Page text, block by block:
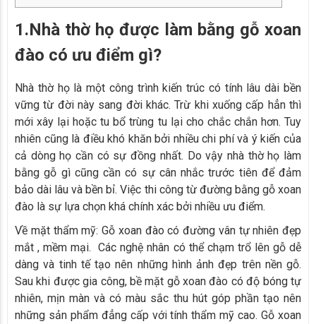
1.Nhà thờ họ được làm bằng gỗ xoan
đào có ưu điểm gì?
Nhà thờ họ là một công trình kiến trúc có tính lâu dài bền
vững từ đời này sang đời khác. Trừ khi xuống cấp hẳn thì
mới xây lại hoặc tu bổ trùng tu lại cho chắc chắn hơn. Tuy
nhiên cũng là điều khó khăn bởi nhiều chi phí và ý kiến của
cả dòng họ cần có sự đồng nhất. Do vậy nhà thờ họ làm
bằng gỗ gì cũng cần có sự cân nhắc trước tiên để đảm
bảo dài lâu và bền bỉ. Việc thi công từ đường bằng gỗ xoan
đào là sự lựa chọn khá chính xác bởi nhiều ưu điểm.
Về mặt thẩm mỹ: Gỗ xoan đào có đường vân tự nhiên đẹp
mắt , mềm mại. Các nghệ nhân có thể chạm trổ lên gỗ dễ
dàng và tinh tế tạo nên những hình ảnh đẹp trên nền gỗ.
Sau khi được gia công, bề mặt gỗ xoan đào có độ bóng tự
nhiên, mịn màn và có màu sắc thu hút góp phần tạo nên
những sản phẩm đẳng cấp với tính thẩm mỹ cao. Gỗ xoan